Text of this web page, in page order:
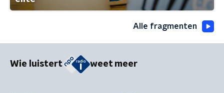
Alle fragmenten
Wie luistert weet meer